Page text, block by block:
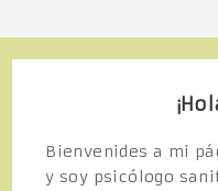
n
Bienvenides a mi
y soy psicólogo